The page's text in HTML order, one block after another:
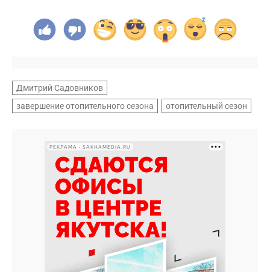
Дмитрий Садовников
завершение отопительного сезона
отопительный сезон
РЕКЛАМА • SAKHAMEDIA.RU